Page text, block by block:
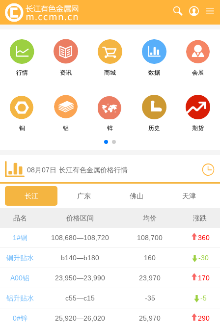
行情 资讯 商城 数据 会展
铜 铝 锌 历史 期货
08月07日 长江有色金属价格行情
长江 广东 佛山 天津
品名 价格区间 均价 涨跌
1#铜 108,680—108,720 108,700 360
铜升贴水 b140—b180 160 -30
A00铝 23,950—23,990 23,970 170
铝升贴水 c55—c15 -35 -5
0#锌 25,920—26,020 25,970 290